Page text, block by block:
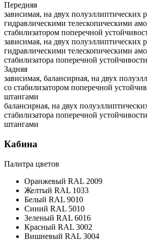
Передняя
зависимая, на двух полуэллиптических
гидравлическими телескопическими
стабилизатором поперечной
зависимая, на двух полуэллиптических
гидравлическими телескопическими
стабилизатора поперечной устойчивости
Задняя
зависимая, балансирная, на двух
со стабилизатором поперечной
штангами
балансирная, на двух
стабилизатора поперечной
штангами
Кабина
Палитра цветов
Оранжевый RAL 2009
Желтый RAL 1033
Белый RAL 9010
Синий RAL 5010
Зеленый RAL 6016
Красный RAL 3002
Вишневый RAL 3004